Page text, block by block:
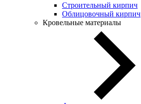
Строительный кирпич
Облицовочный кирпич
Кровельные материалы